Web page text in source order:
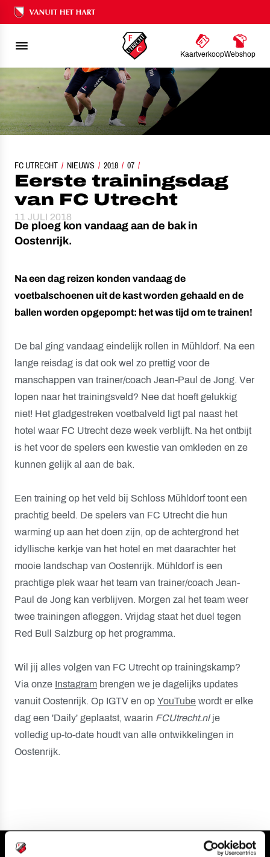
Ons nalatenschap
KaartverkoopWebshop
FC UTRECHT NIEUWS 2018 07
EERSTE TRAININGSDAG VAN FC UTRECHT
Eerste trainingsdag
van FC Utrecht
11 JULI 2018
De ploeg kon vandaag aan de bak in
Oostenrijk.
Na een dag reizen konden vandaag de
voetbalschoenen uit de kast worden gehaald en de
ballen worden opgepompt: het was tijd om te trainen!
De bal ging vandaag eindelijk rollen in Mühldorf. Na een
lange reisdag is dat ook wel zo prettig voor de
manschappen van trainer/coach Jean-Paul de Jong. Ver
lopen naar het trainingsveld? Nee dat hoeft gelukkig
niet! Het gladgestreken voetbalveld ligt pal naast het
hotel waar FC Utrecht deze week verblijft. Na het ontbijt
is het voor de spelers een kwestie van omkleden en ze
kunnen gelijk al aan de bak.
Een training op het veld bij Schloss Mühldorf toont een
prachtig beeld. De spelers van FC Utrecht die hun
warming up aan het doen zijn, op de achtergrond het
idyllische kerkje van het hotel en met daarachter het
mooie landschap van Oostenrijk. Mühldorf is een
prachtige plek waar het team van trainer/coach Jean-
Paul de Jong kan verblijven. Morgen zal het team weer
twee trainingen afleggen. Vrijdag staat het duel tegen
Red Bull Salzburg op het programma.
Wil jij alles volgen van FC Utrecht op trainingskamp?
Via onze Instagram brengen we je dagelijks updates
vanuit Oostenrijk. Op IGTV en op YouTube wordt er elke
dag een 'Daily' geplaatst, waarin FCUtrecht.nlje
volledig up-to-date houdt van alle ontwikkelingen in
Oostenrijk.